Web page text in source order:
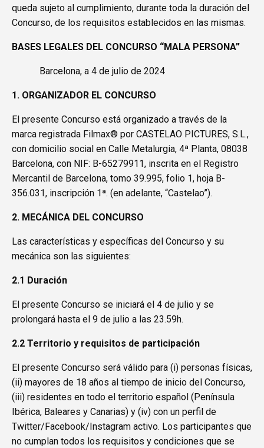
queda sujeto al cumplimiento, durante toda la duración del
Concurso, de los requisitos establecidos en las mismas.
BASES LEGALES DEL CONCURSO “MALA PERSONA”
Barcelona, a 4 de julio de 2024
1. ORGANIZADOR EL CONCURSO
El presente Concurso está organizado a través de la
marca registrada Filmax® por CASTELAO PICTURES, S.L.,
con domicilio social en Calle Metalurgia, 4ª Planta, 08038
Barcelona, con NIF: B-65279911, inscrita en el Registro
Mercantil de Barcelona, tomo 39.995, folio 1, hoja B-
356.031, inscripción 1ª. (en adelante, “Castelao”).
2. MECÁNICA DEL CONCURSO
Las características y específicas del Concurso y su
mecánica son las siguientes:
2.1 Duración
El presente Concurso se iniciará el 4 de julio y se
prolongará hasta el 9 de julio a las 23.59h.
2.2 Territorio y requisitos de participación
El presente Concurso será válido para (i) personas físicas,
(ii) mayores de 18 años al tiempo de inicio del Concurso,
(iii) residentes en todo el territorio español (Península
Ibérica, Baleares y Canarias) y (iv) con un perfil de
Twitter/Facebook/Instagram activo. Los participantes que
no cumplan todos los requisitos y condiciones que se